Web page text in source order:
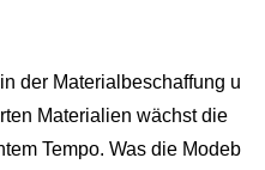
der Materialbeschaffung u
Materialien wächst die
Tempo. Was die Modeb